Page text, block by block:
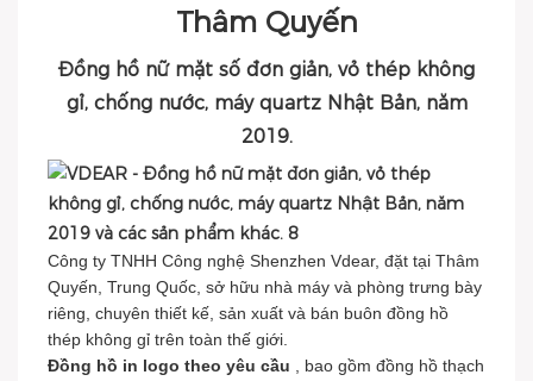
Thâm Quyến
Đồng hồ nữ mặt số đơn giản, vỏ thép không
gỉ, chống nước, máy quartz Nhật Bản, năm
2019.
Công ty TNHH Công nghệ Shenzhen Vdear, đặt tại Thâm
Quyến, Trung Quốc, sở hữu nhà máy và phòng trưng bày
riêng, chuyên thiết kế, sản xuất và bán buôn đồng hồ
thép không gỉ trên toàn thế giới.
Đồng hồ in logo theo yêu cầu , bao gồm đồng hồ thạch